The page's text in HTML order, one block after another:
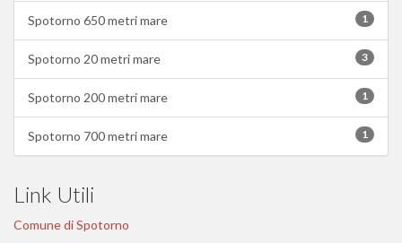
1
Spotorno 650 metri mare
3
Spotorno 20 metri mare
1
Spotorno 200 metri mare
1
Spotorno 700 metri mare
Link Utili
Comune di Spotorno